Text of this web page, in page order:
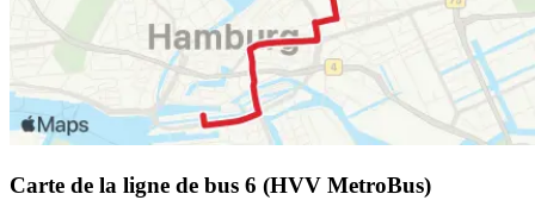
Carte de la ligne de bus 6 (HVV MetroBus)